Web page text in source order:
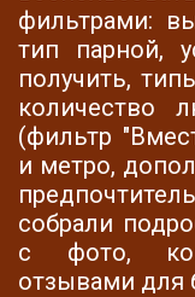
фильтрами:
тип парной,
получить,
количество
(фильтр
и метро,
собрали
с фото,
отзывами для